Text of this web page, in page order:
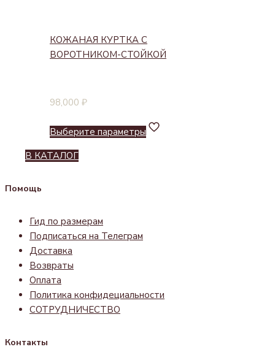
КОЖАНАЯ КУРТКА С
ВОРОТНИКОМ-СТОЙКОЙ
98,000 ₽
Выберите параметры
В КАТАЛОГ
Помощь
Гид по размерам
Подписаться на Телеграм
Доставка
Возвраты
Оплата
Политика конфидециальности
СОТРУДНИЧЕСТВО
Контакты